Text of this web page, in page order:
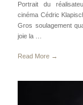
Portrait du
cinéma Cédric
Gros soulagement
joie la …
Read More →